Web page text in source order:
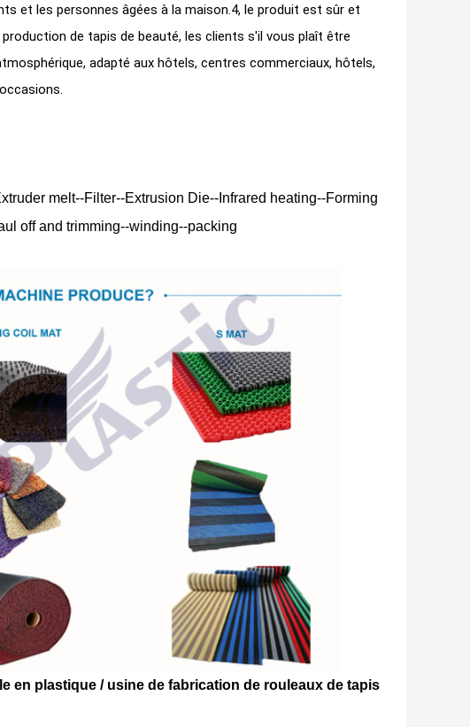
et les personnes âgées à la maison.4, le produit est sûr et
de tapis de beauté, les clients s'il vous plaît être
adapté aux hôtels, centres commerciaux, hôtels,
melt--Filter--Extrusion Die--Infrared heating--Forming
off and trimming--winding--packing
en plastique / usine de fabrication de rouleaux de tapis